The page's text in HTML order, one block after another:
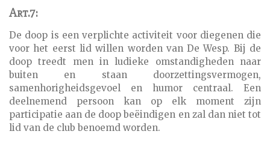
Art.7:
De doop is een verplichte activiteit voor diegenen die
voor het eerst lid willen worden van De Wesp. Bij de
doop treedt men in ludieke omstandigheden naar
buiten en staan doorzettingsvermogen,
samenhorigheidsgevoel en humor centraal. Een
deelnemend persoon kan op elk moment zijn
participatie aan de doop beëindigen en zal dan niet tot
lid van de club benoemd worden.